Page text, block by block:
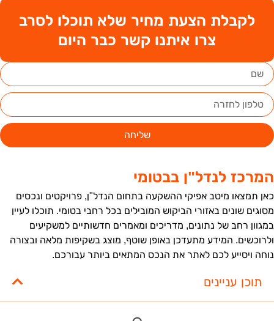
לקבלת הצעת מחיר שלא תוכלו לסרב
צרו איתנו קשר כבר היום
שליחה
לנדל"ן בבטומי
תמצאו מיטב אפיקי ההשקעה בתחום הנדל"ן, פרויקטים ונכסים
שונים באזורי הביקוש המובילים בכל רחבי בטומי. תוכלו לעיין
רחב של נתונים, מדריכים ומאמרים חדשותיים למשקיעים
המידע מתעדכן באופן שוטף, מוצג בשקיפות מלאה ובצורה
ויסייע לכם לאתר את הנכס המתאים ביותר עבורכם.
תוכן עניינים